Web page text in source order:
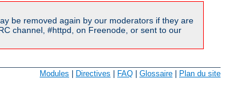
be removed again by our moderators if they are
channel, #httpd, on Freenode, or sent to our
Modules Directives FAQ Glossaire Plan du site